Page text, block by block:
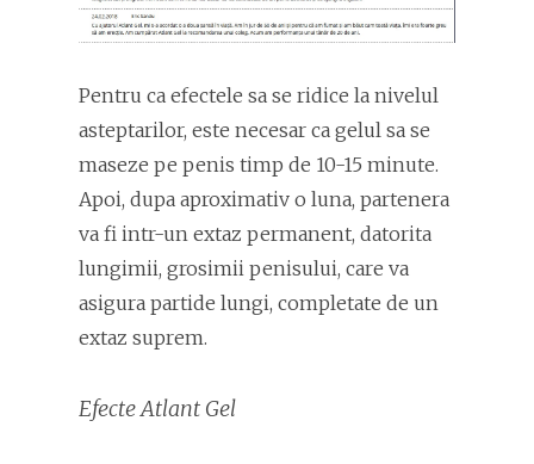
Pentru ca efectele sa se ridice la nivelul
asteptarilor, este necesar ca gelul sa se
maseze pe penis timp de 10-15 minute.
Apoi, dupa aproximativ o luna, partenera
va fi intr-un extaz permanent, datorita
lungimii, grosimii penisului, care va
asigura partide lungi, completate de un
extaz suprem.
Efecte Atlant Gel